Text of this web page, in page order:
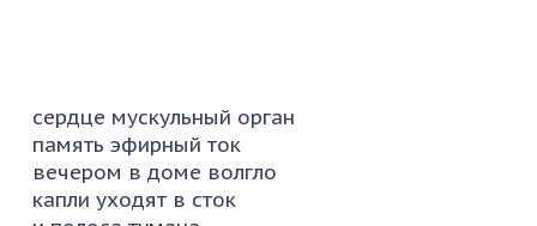
сердце мускульный орган
память эфирный ток
вечером в доме волгло
капли уходят в сток